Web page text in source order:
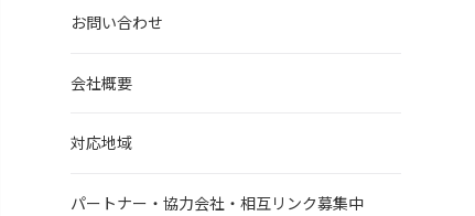
お問い合わせ
会社概要
対応地域
パートナー・協力会社・相互リンク募集中